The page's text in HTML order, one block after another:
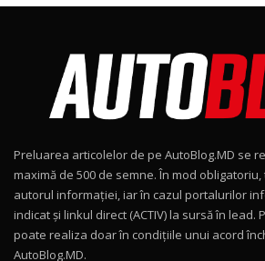
15:08
Noul Geely EX2 / Test
15:22
Mercedes-AMG E 53
Drive AutoBlog.MD
16:27
11
Noul Volvo ES90 / Test
Preluarea articolelor de pe AutoBlog.MD se
maximă de 500 de semne. În mod
autorul informației, iar în cazul portalurilor
indicat și linkul direct (ACTIV) la sursă în lead.
poate realiza doar în condițiile unui acord
AutoBlog.MD.